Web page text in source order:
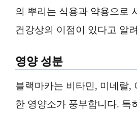
의 뿌리는 식용과 약용으로
건강상의 이점이 있다고 알
영양 성분
블랙마카는 비타민, 미네랄,
한 영양소가 풍부합니다. 특